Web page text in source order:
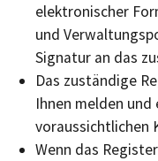
elektronischer
und
Signatur an das
Das zuständige
Ihnen melden
voraussichtlichen
Wenn das